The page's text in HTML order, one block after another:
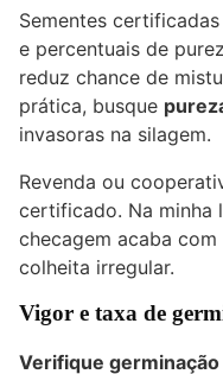
Sementes
e percentuais de
reduz chance de
prática, busque
invasoras na silagem.
Revenda ou
certificado. Na minha
checagem acaba
colheita irregular.
Vigor e taxa de
Verifique